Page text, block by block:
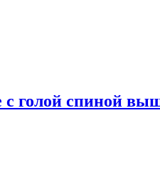
с голой спиной